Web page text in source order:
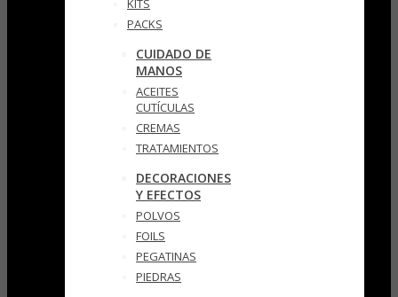
KITS
PACKS
CUIDADO DE
MANOS
ACEITES
CUTÍCULAS
CREMAS
TRATAMIENTOS
DECORACIONES
Y EFECTOS
POLVOS
FOILS
PEGATINAS
PIEDRAS